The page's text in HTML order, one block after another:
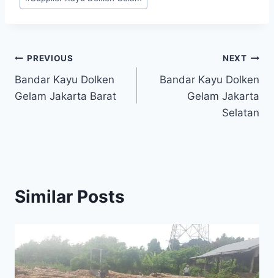
Navigasi
pos
PREVIOUS
Bandar Kayu Dolken
Gelam Jakarta Barat
NEXT
Bandar Kayu Dolken
Gelam Jakarta
Selatan
Similar Posts